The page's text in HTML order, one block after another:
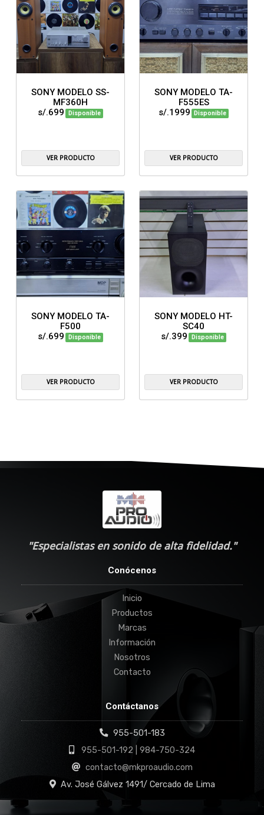
SONY MODELO SS-
MF360H
s/.699
Disponible
VER PRODUCTO
SONY MODELO TA-
F555ES
s/.1999
Disponible
VER PRODUCTO
SONY MODELO TA-
F500
s/.699
Disponible
VER PRODUCTO
SONY MODELO HT-
SC40
s/.399
Disponible
VER PRODUCTO
"Especialistas en sonido de alta fidelidad."
Conócenos
Inicio
Productos
Marcas
Información
Nosotros
Contacto
Contáctanos
955-501-183
955-501-192 | 984-750-324
contacto@mkproaudio.com
Av. José Gálvez 1491/ Cercado de Lima